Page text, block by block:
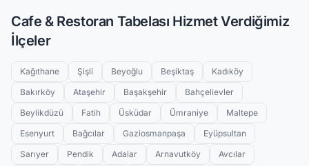
Cafe & Restoran Tabelası Hizmet Verdiğimiz
İlçeler
Kağıthane Şişli Beyoğlu Beşiktaş
Kadıköy
Bakırköy
Ataşehir Başakşehir
Bahçelievler
Beylikdüzü
Fatih Üsküdar Ümraniye
Maltepe
Esenyurt
Bağcılar Gaziosmanpaşa
Eyüpsultan
Sarıyer
Pendik Adalar Arnavutköy
Avcılar